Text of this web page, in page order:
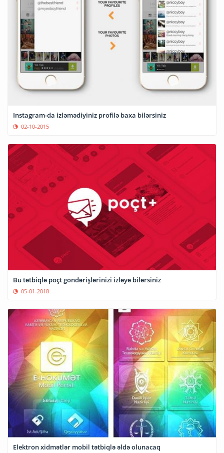
Instagram-da izləmədiyiniz profilə baxa bilərsiniz
02-10-2015
Bu tətbiqlə poçt göndərişlərinizi izləyə bilərsiniz
05-01-2018
Elektron xidmətlər mobil tətbiqlə əldə olunacaq